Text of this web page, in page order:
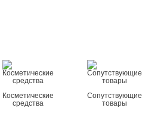
Косметические
средства
Сопутствующие
товары